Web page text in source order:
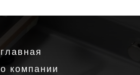
главная
о компании